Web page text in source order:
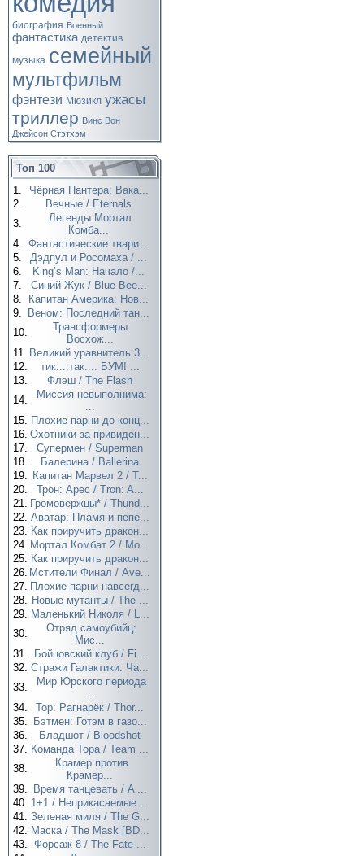
биография Военный
фантастика детектив
музыка семейный
мультфильм
фэнтези Мюзикл ужасы
триллер Винс Вон
Джейсон Стэтхэм
Топ 100
1.
Чёрная Пантера: Вака...
2.
Вечные / Eternals
3.
Легенды Мортал
Комба...
4. Фантастические твари...
5.
Дэдпул и Росомаха / ...
6.
King’s Man: Начало /...
7.
Синий Жук / Blue Bee...
8.
Капитан Америка: Нов...
9.
Веном: Последний тан...
10.
Трансформеры:
Восхож...
11. Великий уравнитель 3...
12.
тик....так.... БУМ! ...
13.
Флэш / The Flash
14.
Миссия невыполнима:
...
15. Плохие парни до конц...
16. Охотники за привиден...
17.
Супермен / Superman
18.
Балерина / Ballerina
19. Капитан Марвел 2 / T...
20.
Трон: Арес / Tron: A...
21. Громовержцы* / Thund...
22. Аватар: Пламя и пепе...
23. Как приручить дракон...
24. Мортал Комбат 2 / Mo...
25. Как приручить дракон...
26. Мстители Финал / Ave...
27. Плохие парни навсегд...
28. Новые мутанты / The ...
29. Маленький Николя / L...
30.
Отряд самоубийц:
Мис...
31.
Бойцовский клуб / Fi...
32. Стражи Галактики. Ча...
33.
Мир Юрского периода
...
34.
Тор: Рагнарёк / Thor...
35.
Бэтмен: Готэм в газо...
36.
Бладшот / Bloodshot
37. Команда Тора / Team ...
38.
Крамер против
Крамер...
39.
Время танцевать / A ...
40. 1+1 / Неприкасаемые ...
41. Зеленая миля / The G...
42. Маска / The Mask [BD...
43. Форсаж 8 / The Fate ...